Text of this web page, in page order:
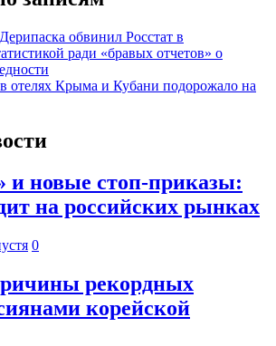
обвинил Росстат в
ради «бравых отчетов» о
отелях Крыма и Кубани подорожало на
и новые стоп-приказы:
на российских рынках
0
рекордных
корейской